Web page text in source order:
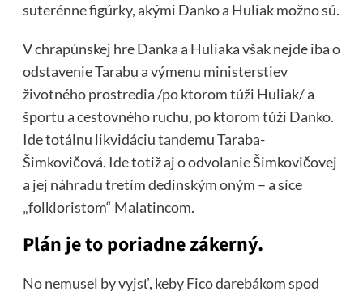
suterénne figúrky, akými Danko a Huliak možno sú.
V chrapúnskej hre Danka a Huliaka však nejde iba o
odstavenie Tarabu a výmenu ministerstiev
životného prostredia /po ktorom túži Huliak/ a
športu a cestovného ruchu, po ktorom túži Danko.
Ide totálnu likvidáciu tandemu Taraba-
Šimkovičová. Ide totiž aj o odvolanie Šimkovičovej
a jej náhradu tretím dedinským oným – a síce
„folkloristom“ Malatincom.
Plán je to poriadne zákerný.
No nemusel by vyjsť, keby Fico darebákom spod